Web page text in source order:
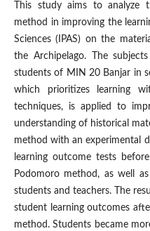
This study aims to analyze
method in improving the
Sciences (IPAS) on the
the Archipelago. The
students of MIN 20 Banjar in
which prioritizes learning
techniques, is applied to
understanding of historical
method with an experimental
learning outcome tests
Podomoro method, as well
students and teachers. The
student learning outcomes
method. Students became